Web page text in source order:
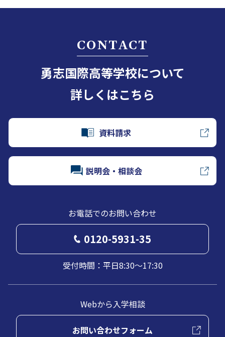
CONTACT
勇志国際高等学校について
詳しくはこちら
資料請求
説明会・相談会
お電話でのお問い合わせ
0120-5931-35
受付時間：平日8:30～17:30
Webから入学相談
お問い合わせフォーム